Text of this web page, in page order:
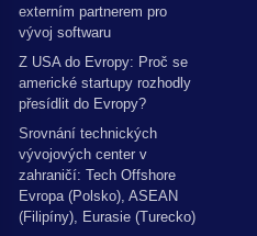
externím partnerem pro
vývoj softwaru
Z USA do Evropy: Proč se
americké startupy rozhodly
přesídlit do Evropy?
Srovnání technických
vývojových center v
zahraničí: Tech Offshore
Evropa (Polsko), ASEAN
(Filipíny), Eurasie (Turecko)